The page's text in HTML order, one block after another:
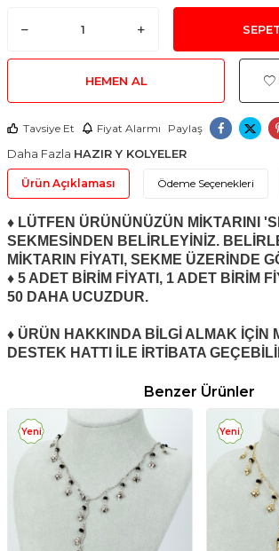
HEMEN AL
Tavsiye Et Fiyat Alarmı Paylaş
Daha Fazla HAZIR Y KOLYELER
Ürün Açıklaması Ödeme Seçenekleri
♦ LÜTFEN ÜRÜNÜNÜZÜN MİKTARINI
SEKMESİNDEN BELİRLEYİNİZ.
MİKTARIN FİYATI, SEKME ÜZERİNDE
♦ 5 ADET BİRİM FİYATI, 1 ADET BİRİM
50 DAHA UCUZDUR.
♦ ÜRÜN HAKKINDA BİLGİ ALMAK İÇİN
DESTEK HATTI İLE İRTİBATA
Benzer Ürünler
Yeni Yeni